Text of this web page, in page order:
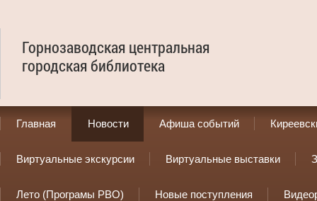
Горнозаводская центральная
городская библиотека
Главная Новости Афиша событий
Виртуальные экскурсии Виртуальные выставки
Лето (Програмы РВО) Новые поступления